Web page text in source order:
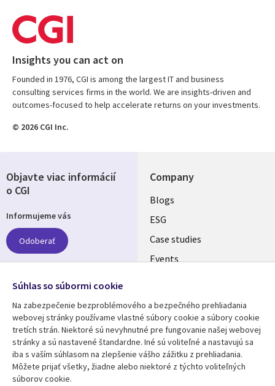
Insights you can act on
Founded in 1976, CGI is among the largest IT and business
consulting services firms in the world. We are insights-driven and
outcomes-focused to help accelerate returns on your investments.
© 2026 CGI Inc.
Company
Useful
links
SLOVAKIA
Blogs
ESG
Case studies
Events
Resource center Support
Objavte viac informácií
o CGI
Informujeme vás
Odoberať
Follow us
Social
Media
SLOVAKIA
Súhlas so súbormi cookie
Na zabezpečenie bezproblémového a bezpečného prehliadania
webovej stránky používame vlastné súbory cookie a súbory cookie
tretích strán. Niektoré sú nevyhnutné pre fungovanie našej webovej
stránky a sú nastavené štandardne. Iné sú voliteľné a nastavujú sa
iba s vaším súhlasom na zlepšenie vášho zážitku z prehliadania.
Môžete prijať všetky, žiadne alebo niektoré z týchto voliteľných
súborov cookie.